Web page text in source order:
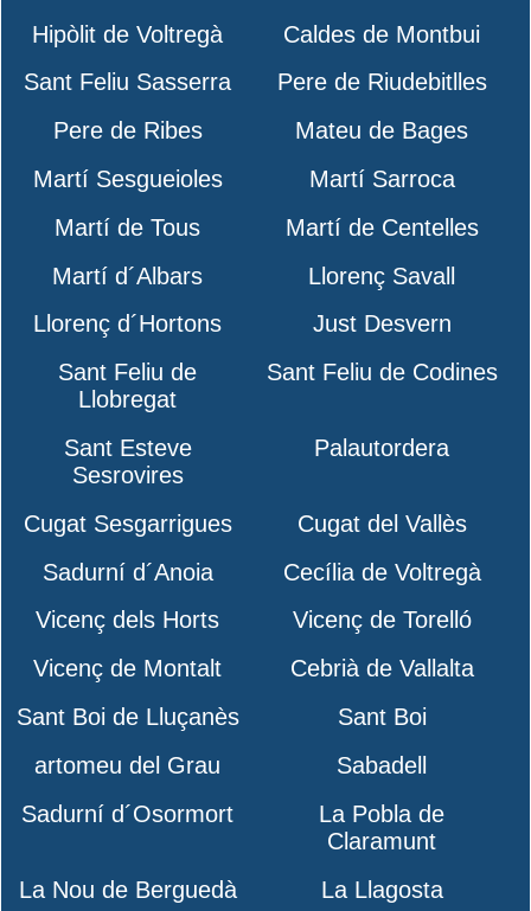
Hipòlit de Voltregà
Caldes de Montbui
Sant Feliu Sasserra
Pere de Riudebitlles
Pere de Ribes
Mateu de Bages
Martí Sesgueioles
Martí Sarroca
Martí de Tous
Martí de Centelles
Martí d´Albars
Llorenç Savall
Llorenç d´Hortons
Just Desvern
Sant Feliu de
Llobregat
Sant Feliu de Codines
Sant Esteve
Sesrovires
Palautordera
Cugat Sesgarrigues
Cugat del Vallès
Sadurní d´Anoia
Cecília de Voltregà
Vicenç dels Horts
Vicenç de Torelló
Vicenç de Montalt
Cebrià de Vallalta
Sant Boi de Lluçanès
Sant Boi
artomeu del Grau
Sabadell
Sadurní d´Osormort
La Pobla de
Claramunt
La Nou de Berguedà
La Llagosta